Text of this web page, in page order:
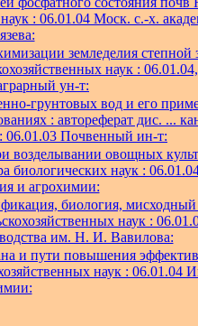
: 06.01.04 Моск. с.-х.
земледелия
наук :
ун-т:
грунтовых вод и его
: автореферат дис. ...
: 06.01.03 Почвенный ин-т:
возделывании овощных
биологических наук :
и агрохимии:
биология, мисходный
наук :
им. Н. И. Вавилова:
и пути повышения
наук : 06.01.04